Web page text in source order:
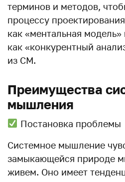
терминов и методов,
процессу
как «ментальная
как «конкурентный
из СМ.
Преимущества
мышления
Постановка проблемы
Системное мышление
замыкающейся природе
живем. Оно имеет